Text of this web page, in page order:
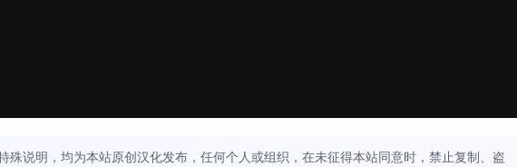
殊说明，均为本站原创汉化发布，任何个人或组织，在未征得本站同意时，禁止复制、盗